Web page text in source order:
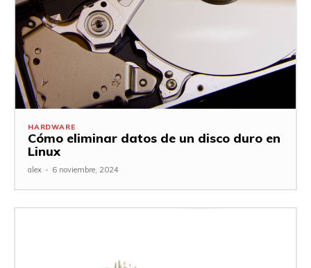
HARDWARE
Cómo eliminar datos de un disco duro en
Linux
alex - 6 noviembre, 2024